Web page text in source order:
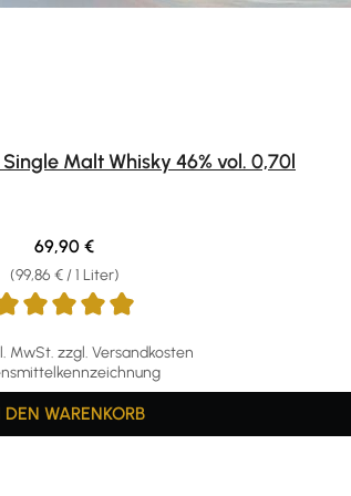
Malt Whisky 46% vol. 0,70l
MwSt. zzgl. Versandkosten
(99,86 € / 1 Liter)
Regulärer Preis:
69,90 €
DEN WARENKORB